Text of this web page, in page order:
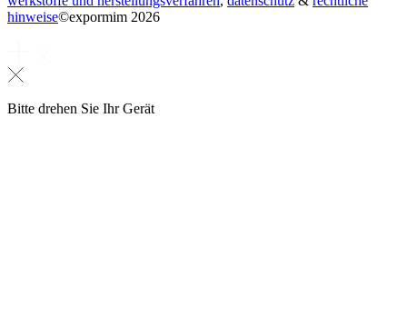
hinweise©expormim 2026
Bitte drehen Sie Ihr Gerät